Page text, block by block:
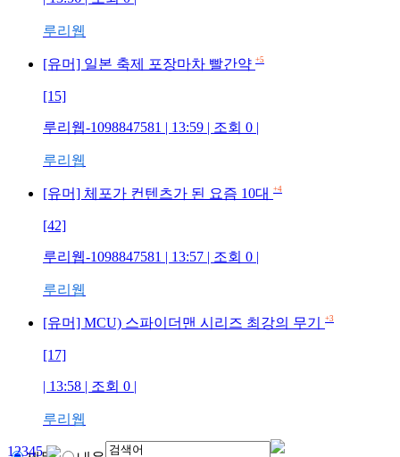
루리웹
[유머] 일본 축제 포장마차 빨간약 +5
[15]
루리웹-1098847581 | 13:59 | 조회 0 |
루리웹
[유머] 체포가 컨텐츠가 된 요즘 10대 +4
[42]
루리웹-1098847581 | 13:57 | 조회 0 |
루리웹
[유머] MCU) 스파이더맨 시리즈 최강의 무기 +3
[17]
| 13:58 | 조회 0 |
루리웹
12345